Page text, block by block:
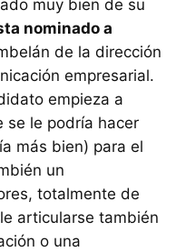
muy bien de su
nominado a
de la dirección
empresarial.
empieza a
se le podría hacer
más bien) para el
un
totalmente de
articularse también
o una